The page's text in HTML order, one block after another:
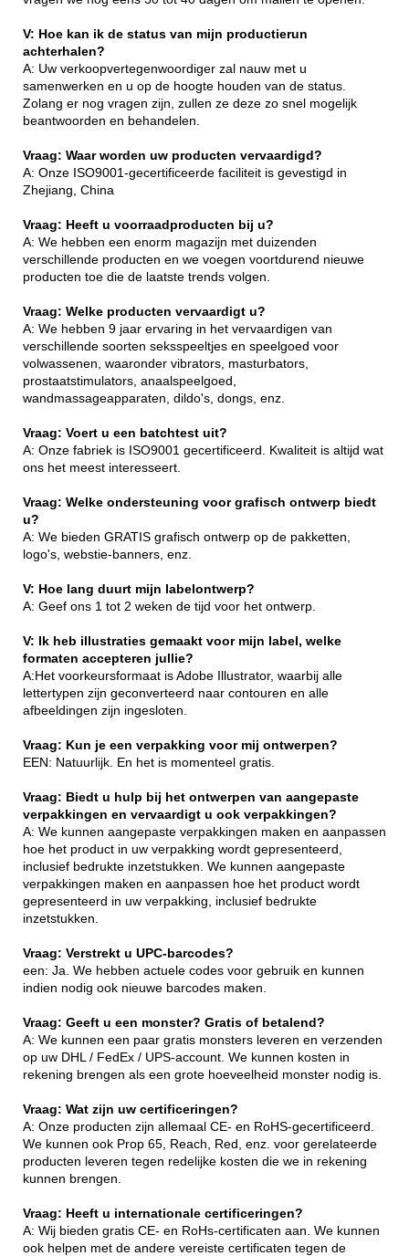
V: Hoe kan ik de status van mijn productierun
achterhalen?
A: Uw verkoopvertegenwoordiger zal nauw met u
samenwerken en u op de hoogte houden van de status.
Zolang er nog vragen zijn, zullen ze deze zo snel mogelijk
beantwoorden en behandelen.
Vraag: Waar worden uw producten vervaardigd?
A: Onze ISO9001-gecertificeerde faciliteit is gevestigd in
Zhejiang, China
Vraag: Heeft u voorraadproducten bij u?
A: We hebben een enorm magazijn met duizenden
verschillende producten en we voegen voortdurend nieuwe
producten toe die de laatste trends volgen.
Vraag: Welke producten vervaardigt u?
A: We hebben 9 jaar ervaring in het vervaardigen van
verschillende soorten seksspeeltjes en speelgoed voor
volwassenen, waaronder vibrators, masturbators,
prostaatstimulators, anaalspeelgoed,
wandmassageapparaten, dildo's, dongs, enz.
Vraag: Voert u een batchtest uit?
A: Onze fabriek is ISO9001 gecertificeerd. Kwaliteit is altijd wat
ons het meest interesseert.
Vraag: Welke ondersteuning voor grafisch ontwerp biedt
u?
A: We bieden GRATIS grafisch ontwerp op de pakketten,
logo's, webstie-banners, enz.
V: Hoe lang duurt mijn labelontwerp?
A: Geef ons 1 tot 2 weken de tijd voor het ontwerp.
V: Ik heb illustraties gemaakt voor mijn label, welke
formaten accepteren jullie?
A:Het voorkeursformaat is Adobe Illustrator, waarbij alle
lettertypen zijn geconverteerd naar contouren en alle
afbeeldingen zijn ingesloten.
Vraag: Kun je een verpakking voor mij ontwerpen?
EEN: Natuurlijk. En het is momenteel gratis.
Vraag: Biedt u hulp bij het ontwerpen van aangepaste
verpakkingen en vervaardigt u ook verpakkingen?
A: We kunnen aangepaste verpakkingen maken en aanpassen
hoe het product in uw verpakking wordt gepresenteerd,
inclusief bedrukte inzetstukken. We kunnen aangepaste
verpakkingen maken en aanpassen hoe het product wordt
gepresenteerd in uw verpakking, inclusief bedrukte
inzetstukken.
Vraag: Verstrekt u UPC-barcodes?
een: Ja. We hebben actuele codes voor gebruik en kunnen
indien nodig ook nieuwe barcodes maken.
Vraag: Geeft u een monster? Gratis of betalend?
A: We kunnen een paar gratis monsters leveren en verzenden
op uw DHL / FedEx / UPS-account. We kunnen kosten in
rekening brengen als een grote hoeveelheid monster nodig is.
Vraag: Wat zijn uw certificeringen?
A: Onze producten zijn allemaal CE- en RoHS-gecertificeerd.
We kunnen ook Prop 65, Reach, Red, enz. voor gerelateerde
producten leveren tegen redelijke kosten die we in rekening
kunnen brengen.
Vraag: Heeft u internationale certificeringen?
A: Wij bieden gratis CE- en RoHs-certificaten aan. We kunnen
ook helpen met de andere vereiste certificaten tegen de